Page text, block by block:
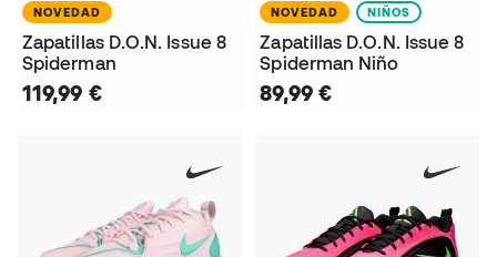
NOVEDAD
Zapatillas D.O.N. Issue 8
Spiderman
119,99 €
NOVEDAD NIÑOS
Zapatillas D.O.N. Issue 8
Spiderman Niño
89,99 €